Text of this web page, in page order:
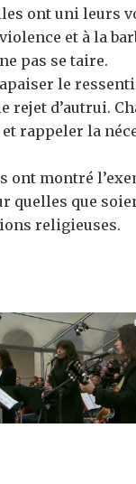
ont uni leurs
et à la
pas se taire.
le
rejet d’autrui.
rappeler la
ont montré
quelles que
religieuses.